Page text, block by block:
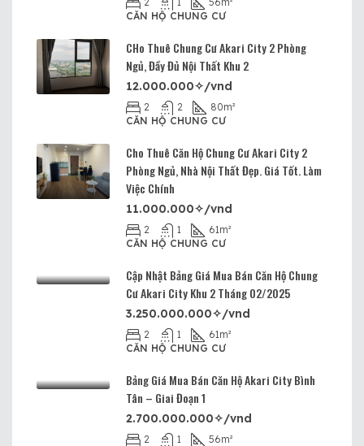
CĂN HỘ CHUNG CƯ
CHo Thuê Chung Cư Akari City 2 Phòng
Ngủ, Đầy Đủ Nội Thất Khu 2
12.000.000✧/vnd
2 2 80m²
CĂN HỘ CHUNG CƯ
Cho Thuê Căn Hộ Chung Cư Akari City 2
Phòng Ngủ, Nhà Nội Thất Đẹp. Giá Tốt. Làm
Việc Chính
11.000.000✧/vnd
2 1 61m²
CĂN HỘ CHUNG CƯ
Cập Nhật Bảng Giá Mua Bán Căn Hộ Chung
Cư Akari City Khu 2 Tháng 02/2025
3.250.000.000✧/vnd
2 1 61m²
CĂN HỘ CHUNG CƯ
Bảng Giá Mua Bán Căn Hộ Akari City Bình
Tân – Giai Đoạn 1
2.700.000.000✧/vnd
2 1 56m²